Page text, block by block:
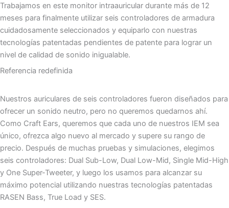
Trabajamos en este monitor intraauricular durante más de 12
meses para finalmente utilizar seis controladores de armadura
cuidadosamente seleccionados y equiparlo con nuestras
tecnologías patentadas pendientes de patente para lograr un
nivel de calidad de sonido inigualable.
Referencia redefinida
Nuestros auriculares de seis controladores fueron diseñados para
ofrecer un sonido neutro, pero no queremos quedarnos ahí.
Como Craft Ears, queremos que cada uno de nuestros IEM sea
único, ofrezca algo nuevo al mercado y supere su rango de
precio. Después de muchas pruebas y simulaciones, elegimos
seis controladores: Dual Sub-Low, Dual Low-Mid, Single Mid-High
y One Super-Tweeter, y luego los usamos para alcanzar su
máximo potencial utilizando nuestras tecnologías patentadas
RASEN Bass, True Load y SES.